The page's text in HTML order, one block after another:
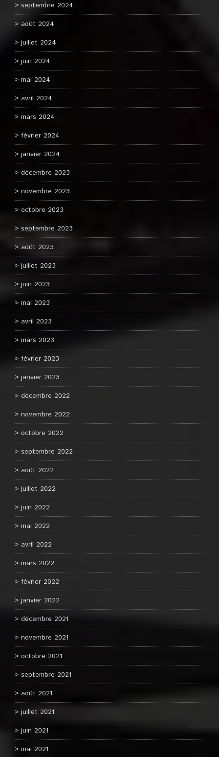
septembre 2024
août 2024
juillet 2024
juin 2024
mai 2024
avril 2024
mars 2024
février 2024
janvier 2024
décembre 2023
novembre 2023
octobre 2023
septembre 2023
août 2023
juillet 2023
juin 2023
mai 2023
avril 2023
mars 2023
février 2023
janvier 2023
décembre 2022
novembre 2022
octobre 2022
septembre 2022
août 2022
juillet 2022
juin 2022
mai 2022
avril 2022
mars 2022
février 2022
janvier 2022
décembre 2021
novembre 2021
octobre 2021
septembre 2021
août 2021
juillet 2021
juin 2021
mai 2021